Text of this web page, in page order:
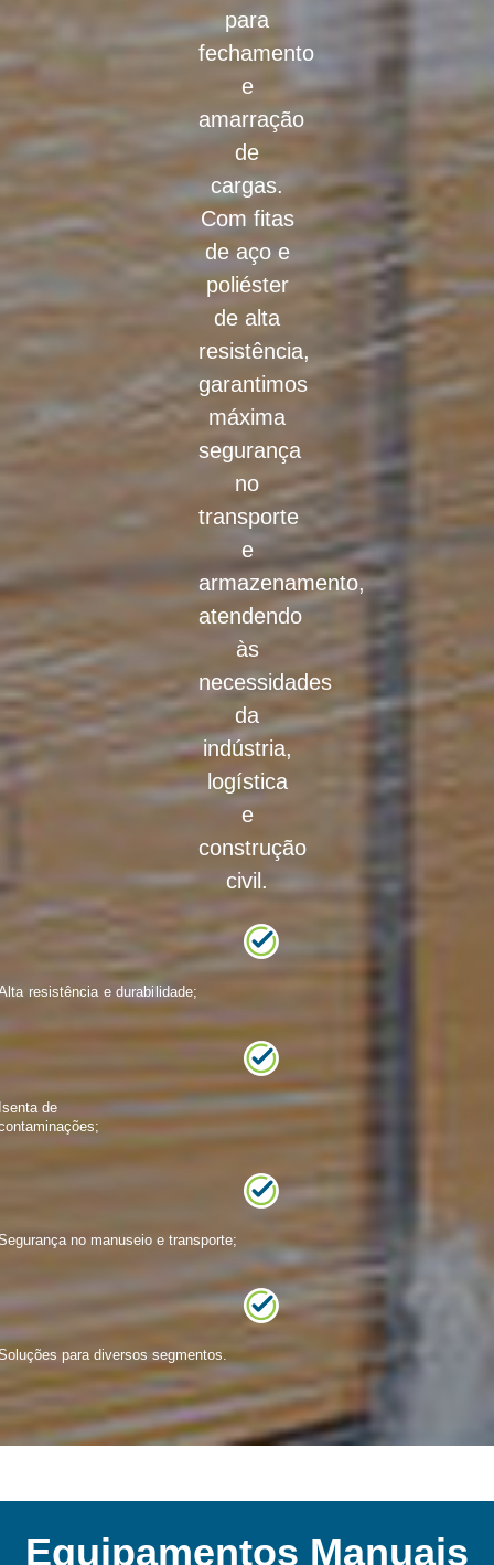
para
fechamento
e
amarração
de
cargas.
Com fitas
de aço e
poliéster
de alta
resistência,
garantimos
máxima
segurança
no
transporte
e
armazenamento,
atendendo
às
necessidades
da
indústria,
logística
e
construção
civil.
resistência e durabilidade;
de
no manuseio e transporte;
para diversos segmentos.
Equipamentos Manuais